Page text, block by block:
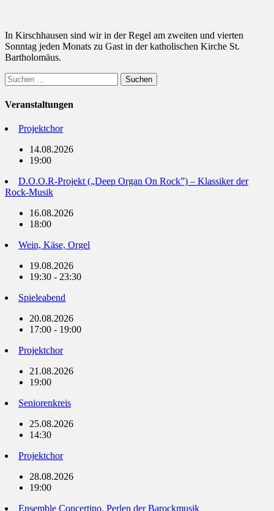
In Kirschhausen sind wir in der Regel am zweiten und vierten
Sonntag jeden Monats zu Gast in der katholischen Kirche St.
Bartholomäus.
Suchen
nach:
Veranstaltungen
Projektchor
14.08.2026
19:00
D.O.O.R-Projekt („Deep Organ On Rock”) – Klassiker der
Rock-Musik
16.08.2026
18:00
Wein, Käse, Orgel
19.08.2026
19:30 - 23:30
Spieleabend
20.08.2026
17:00 - 19:00
Projektchor
21.08.2026
19:00
Seniorenkreis
25.08.2026
14:30
Projektchor
28.08.2026
19:00
Ensemble Concertino, Perlen der Barockmusik